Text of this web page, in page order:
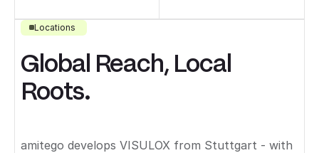
Locations
Global Reach, Local
Roots.
amitego develops VISULOX from Stuttgart - with